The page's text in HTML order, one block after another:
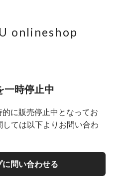
onlineshop
一時停止中
に販売停止中となってお
しては以下よりお問い合わ
に問い合わせる